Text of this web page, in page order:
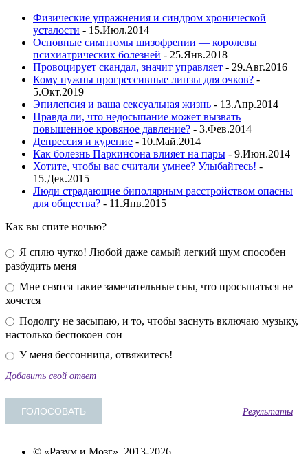
Физические упражнения и синдром хронической
усталости - 15.Июл.2014
Основные симптомы шизофрении — королевы
психиатрических болезней - 25.Янв.2018
Провоцирует скандал, значит управляет - 29.Авг.2016
Кому нужны прогрессивные линзы для очков? -
5.Окт.2019
Эпилепсия и ваша сексуальная жизнь - 13.Апр.2014
Правда ли, что недосыпание может вызвать
повышенное кровяное давление? - 3.Фев.2014
Депрессия и курение - 10.Май.2014
Как болезнь Паркинсона влияет на пары - 9.Июн.2014
Хотите, чтобы вас считали умнее? Улыбайтесь! -
15.Дек.2015
Люди страдающие биполярным расстройством опасны
для общества? - 11.Янв.2015
Как вы спите ночью?
Я сплю чутко! Любой даже самый легкий шум способен
разбудить меня
Мне снятся такие замечательные сны, что просыпаться не
хочется
Подолгу не засыпаю, и то, чтобы заснуть включаю музыку,
настолько беспокоен сон
У меня бессонница, отвяжитесь!
Добавить свой ответ
Результаты